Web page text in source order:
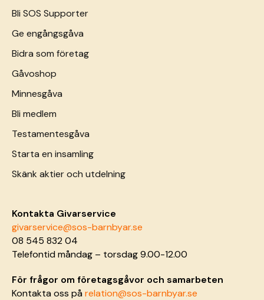
Bli SOS Supporter
Ge engångsgåva
Bidra som företag
Gåvoshop
Minnesgåva
Bli medlem
Testamentesgåva
Starta en insamling
Skänk aktier och utdelning
Kontakta Givarservice
givarservice@sos-barnbyar.se
08 545 832 04
Telefontid måndag – torsdag 9.00-12.00
För frågor om företagsgåvor och samarbeten
Kontakta oss pårelation@sos-barnbyar.se